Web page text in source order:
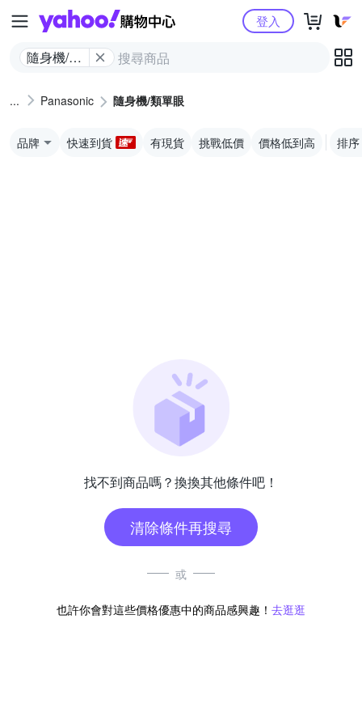
Yahoo購物中心
隨身機/類
登入
Panasonic 隨身機/類單眼
品牌 快速到貨 有現貨 挑戰低價 價格低到高 排序
找不到商品嗎？換換其他條件吧！
清除條件再搜尋
或
也許你會對這些價格優惠中的商品感興趣！ 去逛逛